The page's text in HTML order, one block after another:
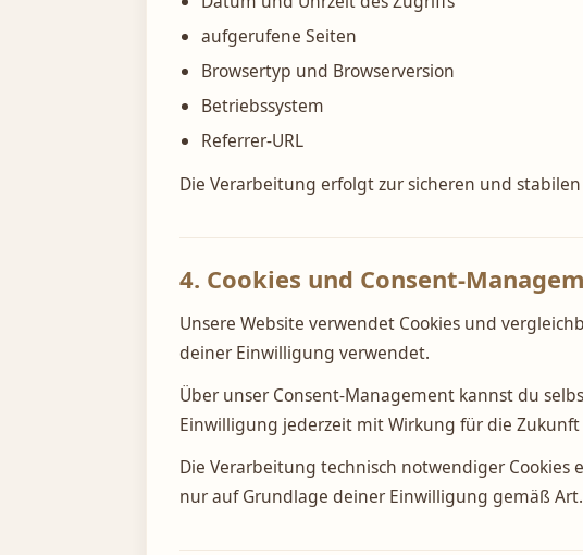
aufgerufene Seiten
Browsertyp und Browserversion
Betriebssystem
Referrer-URL
Die Verarbeitung erfolgt zur sicheren und
4. Cookies und Consent-
Unsere Website verwendet Cookies und
deiner Einwilligung verwendet.
Über unser Consent-Management kannst du
Einwilligung jederzeit mit Wirkung für die
Die Verarbeitung technisch notwendiger Cookies
nur auf Grundlage deiner Einwilligung gemäß Art.